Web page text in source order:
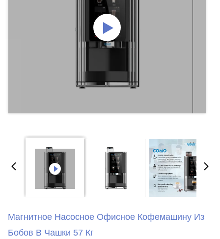
Магнитное Насосное Офисное Кофемашину Из
Бобов В Чашки 57 Кг